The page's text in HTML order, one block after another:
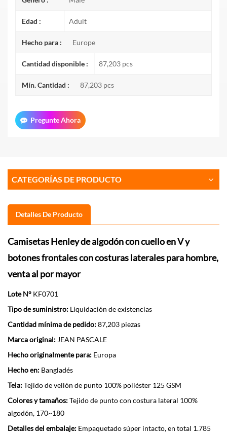
Edad : Adult
Hecho para : Europe
Cantidad disponible : 87,203 pcs
Mín. Cantidad : 87,203 pcs
Pregunte Ahora
CATEGORÍAS DE PRODUCTO
Detalles De Producto
Camisetas Henley de algodón con cuello en V y
botones frontales con costuras laterales para hombre,
venta al por mayor
Lote N° KF0701
Tipo de suministro: Liquidación de existencias
Cantidad mínima de pedido:87,203 piezas
Marca original: JEAN PASCALE
Hecho originalmente para: Europa
Hecho en: Bangladés
Tela:Tejido de vellón de punto 100% poliéster 125 GSM
Colores y tamaños:Tejido de punto con costura lateral 100%
algodón, 170~180
Detalles del embalaje: Empaquetado súper intacto, en total 1.785